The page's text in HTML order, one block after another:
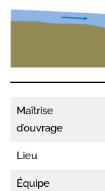
Maîtrise
d’ouvrage
Lieu
Équipe